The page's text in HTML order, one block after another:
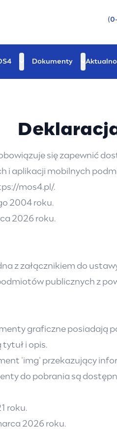
Dokumenty
się zapewnić
i aplikacji mobilnych
mos4.pl/.
2004 roku.
2026 roku.
z załącznikiem do
publicznych z
graficzne posiadają
i opis.
'img' przekazujący
do pobrania są
roku.
2026 roku.